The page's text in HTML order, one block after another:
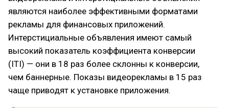
являются наиболее эффективными форматами
рекламы для финансовых приложений.
Интерстициальные объявления имеют самый
высокий показатель коэффициента конверсии
(ITI) — они в 18 раз более склонны к конверсии,
чем баннерные. Показы видеорекламы в 15 раз
чаще приводят к установке приложения.